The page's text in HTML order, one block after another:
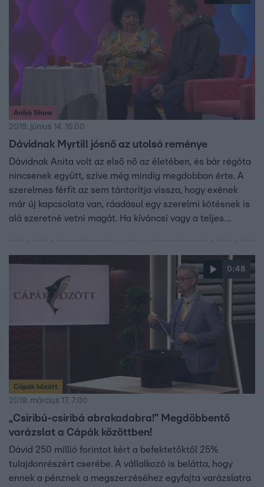
Anikó Show
2019. június 14. 16:00
Dávidnak Myrtill jósnő az utolsó reménye
Dávidnak Anita volt az első nő az életében, és bár régóta
nincsenek együtt, szíve még mindig megdobban érte. A
szerelmes férfit az sem tántorítja vissza, hogy exének
már új kapcsolata van, ráadásul egy szerelmi kötésnek is
alá szeretné vetni magát. Ha kíváncsi vagy a teljes
0:48
Cápák között
2019. március 17. 7:00
„Csiribú-csiribá abrakadabra!” Megdöbbentő
varázslat a Cápák közöttben!
Dávid 250 millió forintot kért a befektetőktől 25%
tulajdonrészért cserébe. A vállalkozó is belátta, hogy
ennek a pénznek a megszerzéséhez egyfajta varázslatra